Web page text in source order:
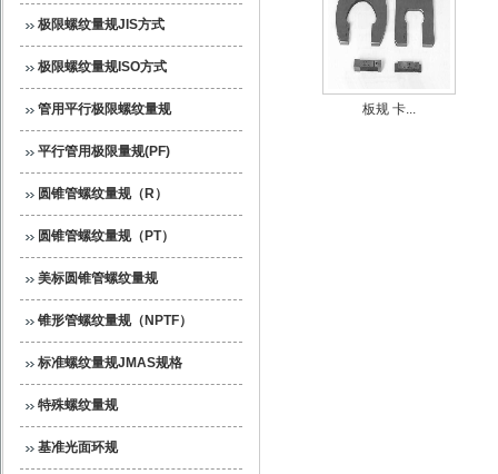
极限螺纹量规JIS方式
极限螺纹量规ISO方式
管用平行极限螺纹量规
平行管用极限量规(PF)
圆锥管螺纹量规（R）
圆锥管螺纹量规（PT）
美标圆锥管螺纹量规
锥形管螺纹量规（NPTF）
标准螺纹量规JMAS规格
特殊螺纹量规
基准光面环规
板规 卡...